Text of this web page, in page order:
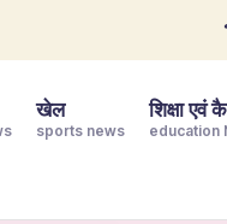
खेल
sports news
शिक्षा एवं
education